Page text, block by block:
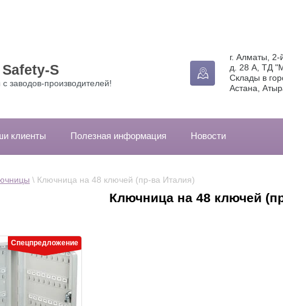
S
заводов-производителей!
г. Алматы, 2-
д. 28 А, ТД
Склады в
Астана,
клиенты Полезная информация Новости
\ Ключница на 48 ключей (пр-ва Италия)
Ключница на 48 ключей
Спецпредложение